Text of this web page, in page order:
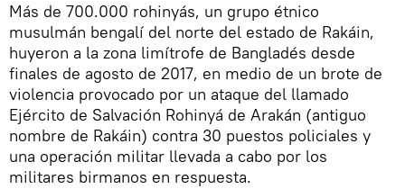
Más de 700.000 rohinyás, un grupo étnico
musulmán bengalí del norte del estado de Rakáin,
huyeron a la zona limítrofe de Bangladés desde
finales de agosto de 2017, en medio de un brote de
violencia provocado por un ataque del llamado
Ejército de Salvación Rohinyá de Arakán (antiguo
nombre de Rakáin) contra 30 puestos policiales y
una operación militar llevada a cabo por los
militares birmanos en respuesta.